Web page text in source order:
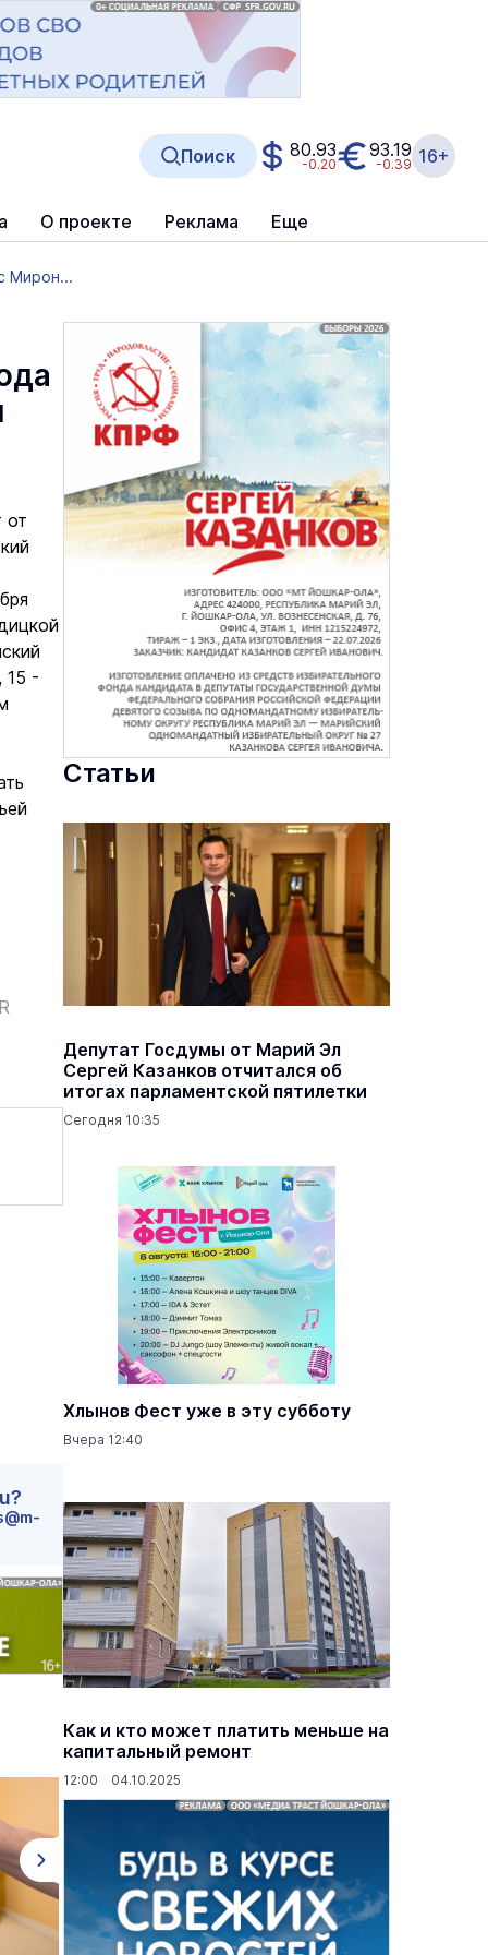
О проекте Реклама Еще
Поиск 80.93
-0.20
93.19
-0.39 16+
Мирон...
от
15 -
Статьи
Депутат Госдумы от Марий Эл
Сергей Казанков отчитался об
итогах парламентской пятилетки
Сегодня 10:35
Хлынов Фест уже в эту субботу
Вчера 12:40
Как и кто может платить меньше на
капитальный ремонт
12:00 04.10.2025